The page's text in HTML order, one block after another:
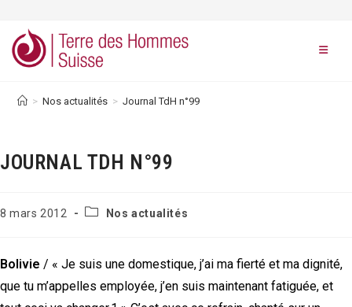
content
> Nos actualités > Journal TdH n°99
JOURNAL TDH N°99
Publication
8 mars 2012
PostNos actualités
Bolivie / « Je suis une domestique, j’ai ma fierté et ma dignité,
que tu m’appelles employée, j’en suis maintenant fatiguée, et